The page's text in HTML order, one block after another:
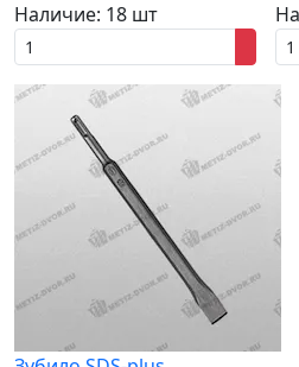
Наличие: 18 шт